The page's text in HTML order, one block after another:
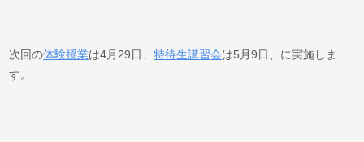
次回の体験授業は4月29日、特待生講習会は5月9日、に実施しま
す。